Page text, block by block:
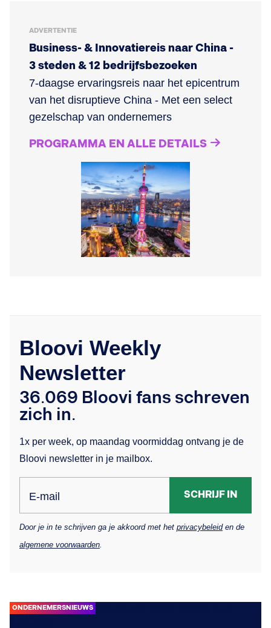
ADVERTENTIE
Business- & Innovatiereis naar China -
3 steden & 12 bedrijfsbezoeken
7-daagse ervaringsreis naar het epicentrum
van het disruptieve China - Met een select
gezelschap van ondernemers
PROGRAMMA EN ALLE DETAILS
Bloovi Weekly
Newsletter
36.069 Bloovi fans schreven
zich in.
1x per week, op maandag voormiddag ontvang je de
Bloovi newsletter in je mailbox.
E-mail SCHRIJF IN
Door je in te schrijven ga je akkoord met het privacybeleiden de
algemene voorwaarden
ONDERNEMERSNIEUWS